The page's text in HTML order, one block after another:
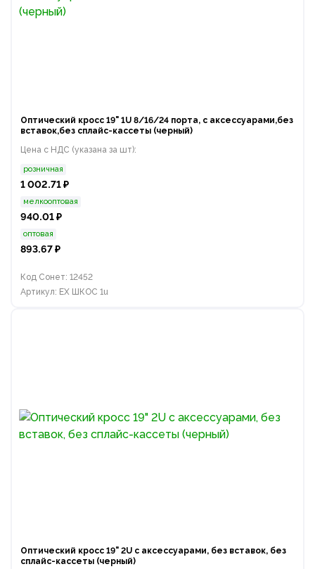
Оптический кросс 19" 1U 8/16/24 порта, с аксессуарами,без
вставок,без сплайс-кассеты (черный)
Цена с НДС (указана за шт):
розничная
1 002.71 ₽
мелкооптовая
940.01 ₽
оптовая
893.67 ₽
Код Сонет: 12452
Артикул: EX ШКОС 1u
Оптический кросс 19" 2U с аксессуарами, без вставок, без
сплайс-кассеты (черный)